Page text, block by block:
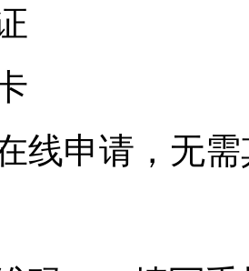
线申请，无